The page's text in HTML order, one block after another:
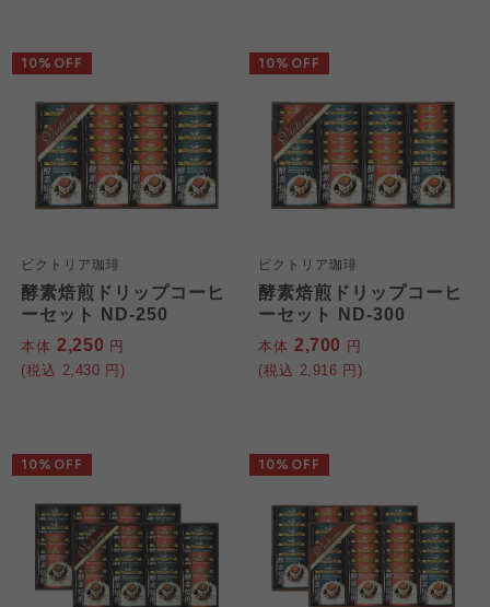
ビクトリア珈琲
酵素焙煎ドリップコーヒ
ーセット ND-250
本体 2,250 円
(税込 2,430 円)
10%OFF
ビクトリア珈琲
酵素焙煎ドリップコーヒ
ーセット ND-300
本体 2,700 円
(税込 2,916 円)
10%OFF
10%OFF 10%OFF